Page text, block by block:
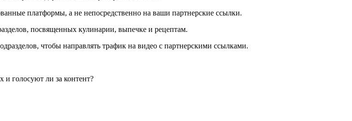
платформы, а не непосредственно на ваши партнерские ссылки.
посвященных кулинарии, выпечке и рецептам.
чтобы направлять трафик на видео с партнерскими ссылками.
и голосуют ли за контент?